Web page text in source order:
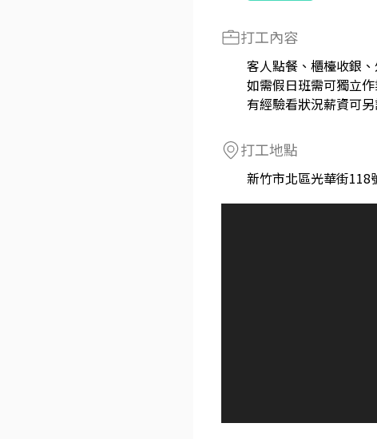
打工內容
客人點餐、櫃檯收銀
如需假日班需可獨立作
有經驗看狀況薪資可另
打工地點
新竹市北區光華街118